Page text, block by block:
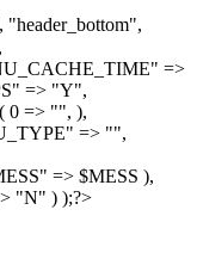
=>
=> "Y",
0 => "", ),
=> "",
=> $MESS ),
"N" ) );?>